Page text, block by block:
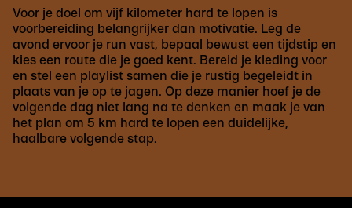
Voor je doel om vijf kilometer hard te lopen is
voorbereiding belangrijker dan motivatie. Leg de
avond ervoor je run vast, bepaal bewust een tijdstip en
kies een route die je goed kent. Bereid je kleding voor
en stel een playlist samen die je rustig begeleidt in
plaats van je op te jagen. Op deze manier hoef je de
volgende dag niet lang na te denken en maak je van
het plan om 5 km hard te lopen een duidelijke,
haalbare volgende stap.